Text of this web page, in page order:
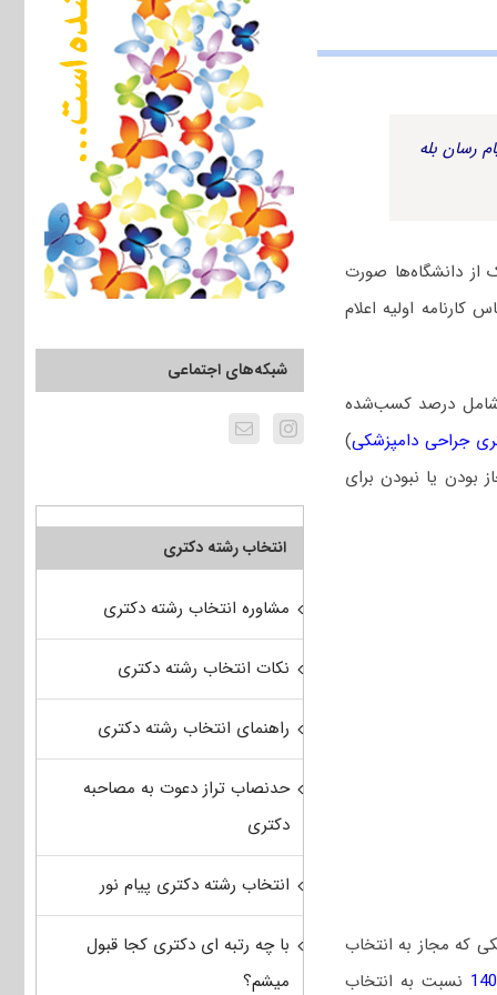
رسان بله
دانشگاه‌ها صورت
اولیه اعلام
شامل درصد کسب‌شده
جراحی دامپزشکی)
بودن یا نبودن برای
که مجاز به انتخاب
نسبت به انتخاب
شبکه‌های اجتماعی
انتخاب رشته دکتری
مشاوره انتخاب رشته دکتری
نکات انتخاب رشته دکتری
راهنمای انتخاب رشته دکتری
حدنصاب تراز دعوت به مصاحبه
دکتری
انتخاب رشته دکتری پیام نور
با چه رتبه ای دکتری کجا قبول
میشم؟